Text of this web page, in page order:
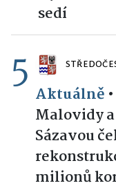
sedí
5 Aktuálně •
Malovidy
Sázavou
milionů